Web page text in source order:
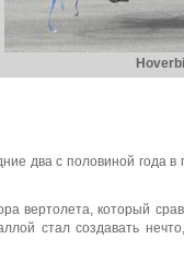
два с половиной года в
вертолета, который
стал создавать